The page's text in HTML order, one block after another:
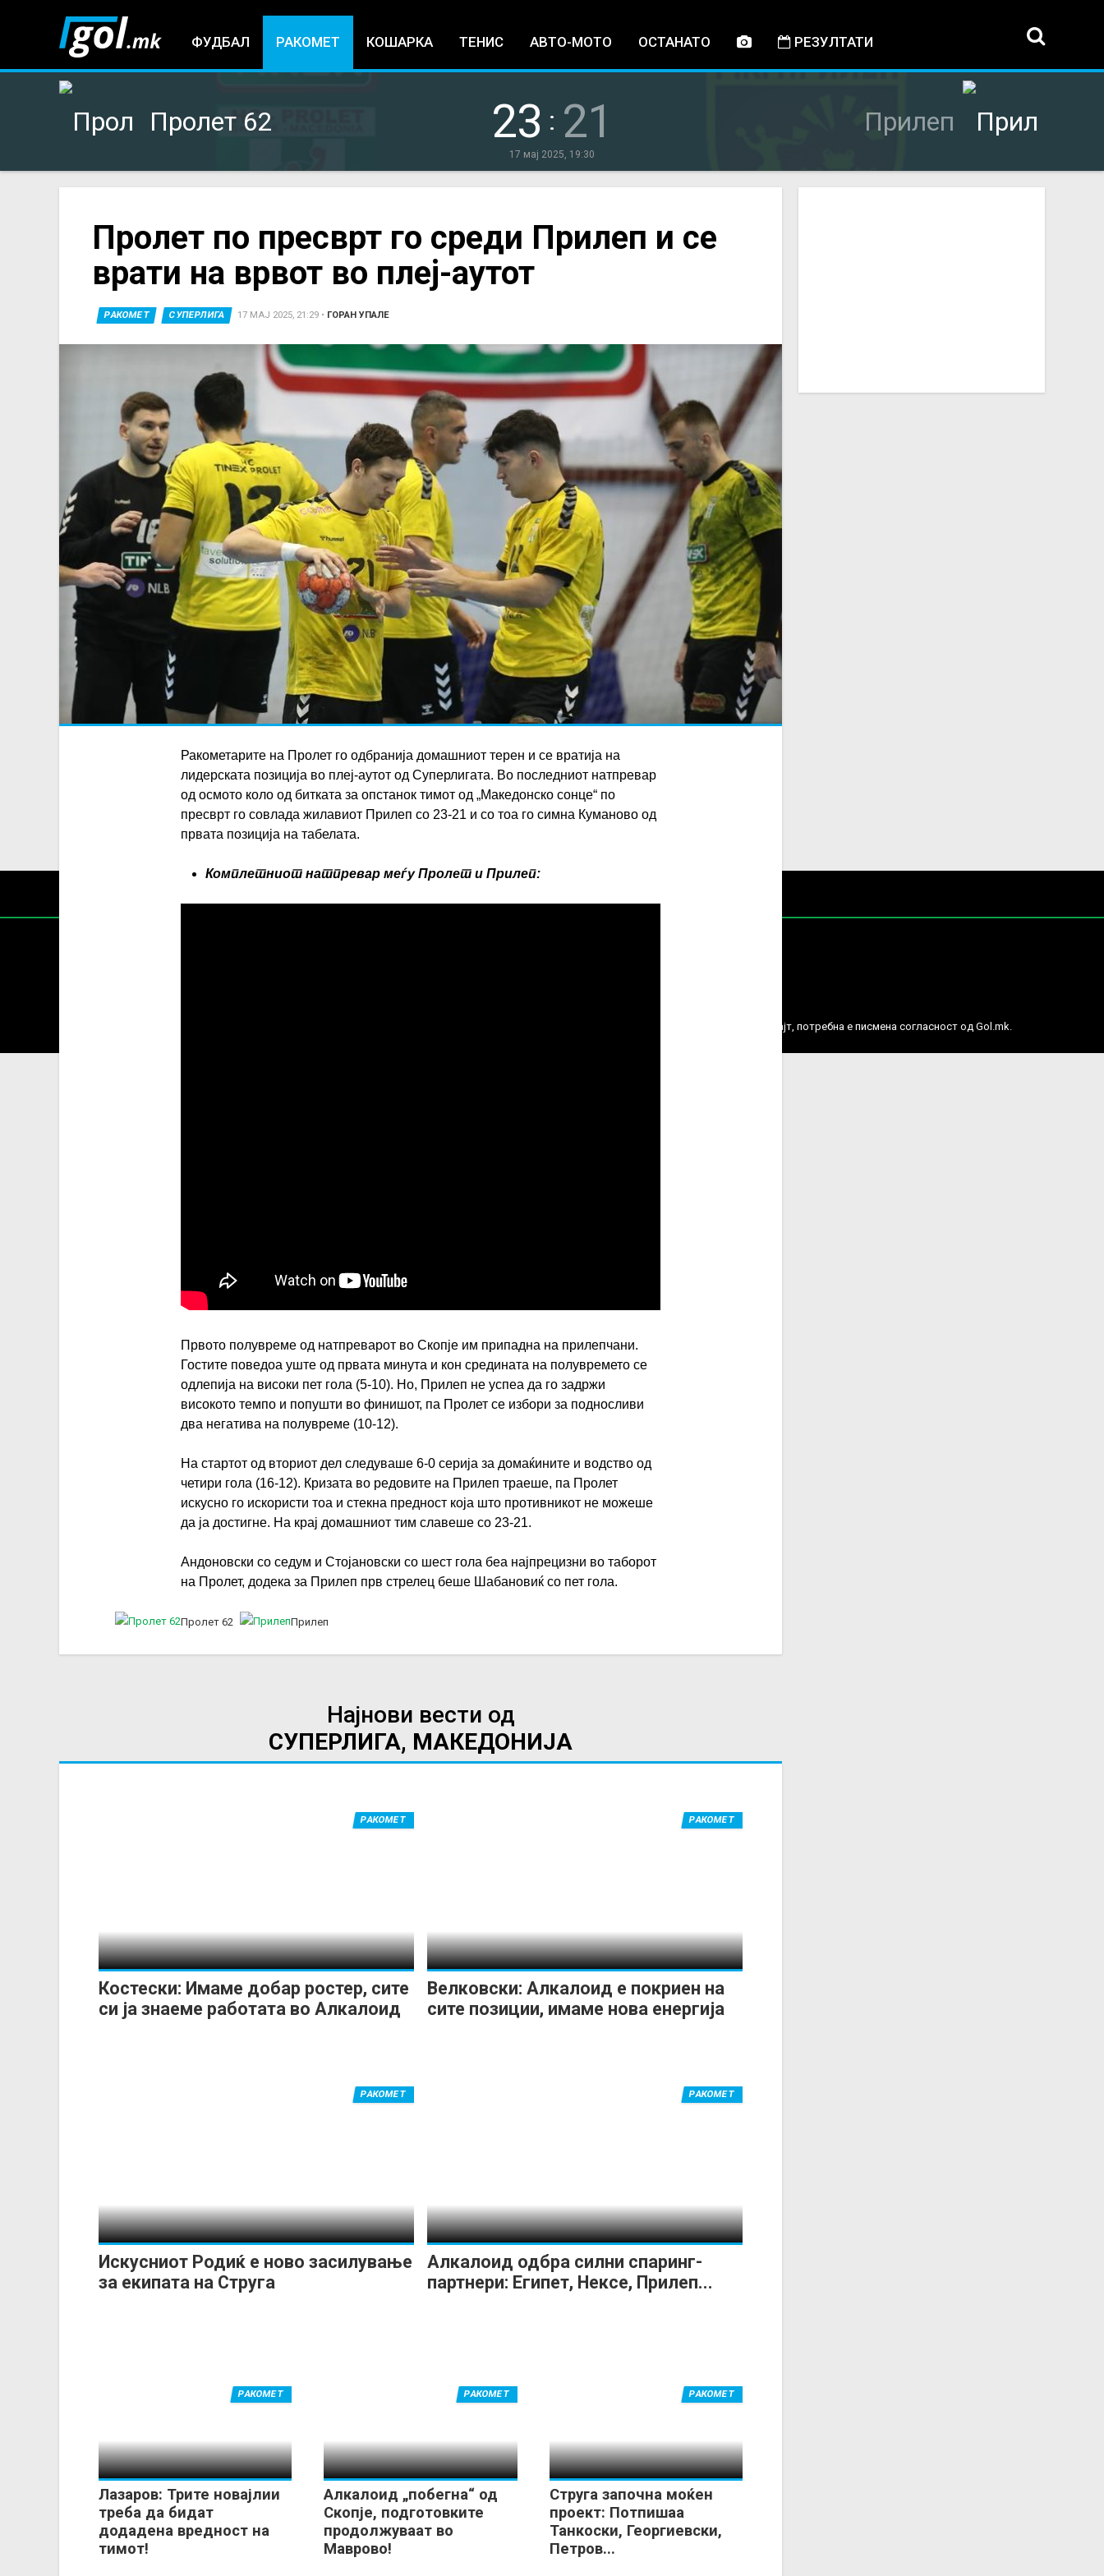
ФУДБАЛ РАКОМЕТ КОШАРКА ТЕНИС АВТО-МОТО ОСТАНАТО РЕЗУЛТАТИ
Пролет 62 Прилеп
23 : 21
17 мај 2025, 19:30
here
Пролет по пресврт го среди Прилеп и се
врати на врвот во плеј-аутот
РАКОМЕТ СУПЕРЛИГА 17 МАЈ 2025, 21:29 • ГОРАН УПАЛЕ
Ракометарите на Пролет го одбранија домашниот терен и се вратија на
лидерската позиција во плеј-аутот од Суперлигата. Во последниот натпревар
од осмото коло од битката за опстанок тимот од „Македонско сонце“ по
пресврт го совлада жилавиот Прилеп со 23-21 и со тоа го симна Куманово од
првата позиција на табелата.
Комплетниот натпревар меѓу Пролет и Прилеп:
Првото полувреме од натпреварот во Скопје им припадна на прилепчани.
Гостите поведоа уште од првата минута и кон средината на полувремето се
одлепија на високи пет гола (5-10). Но, Прилеп не успеа да го задржи
високото темпо и попушти во финишот, па Пролет се избори за подносливи
два негатива на полувреме (10-12).
На стартот од вториот дел следуваше 6-0 серија за домаќините и водство од
четири гола (16-12). Кризата во редовите на Прилеп траеше, па Пролет
искусно го искористи тоа и стекна предност која што противникот не можеше
да ја достигне. На крај домашниот тим славеше со 23-21.
Андоновски со седум и Стојановски со шест гола беа најпрецизни во таборот
на Пролет, додека за Прилеп прв стрелец беше Шабановиќ со пет гола.
Пролет 62 Прилеп
Најнови вести од
СУПЕРЛИГА, МАКЕДОНИЈА
Костески: Имаме добар ростер, сите
си ја знаеме работата во Алкалоид
РАКОМЕТ
Велковски: Алкалоид е покриен на
сите позиции, имаме нова енергија
РАКОМЕТ
Искусниот Родиќ е ново засилување
за екипата на Струга
РАКОМЕТ
Алкалоид одбра силни спаринг-
партнери: Египет, Нексе, Прилеп...
РАКОМЕТ
Лазаров: Трите новајлии
треба да бидат
додадена вредност на
тимот!
РАКОМЕТ
Алкалоид „побегна“ од
Скопје, подготовките
продолжуваат во
Маврово!
РАКОМЕТ
Струга започна моќен
проект: Потпишаа
Танкоски, Георгиевски,
Петров...
РАКОМЕТ
За секоја форма на распространување, репродукција или комерцијална употреба на текстови, фотографии или податоци од овој веб сајт, потребна е писмена согласност од Gol.mk.